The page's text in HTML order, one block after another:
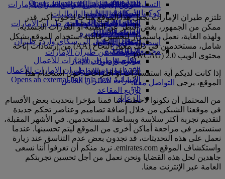
تناول الطعام في الدرجة السياحية
الممتازة
وجبات الدرجة السياحية
المشروبات
أسطول طائراتنا
بوينج 777
طائرة الإمارات A380
A350 طائرة الإمارات
الإمارات للطيران الخاص
توزيع المقاعد
السوق الحرة
متجرنا الرسمي
التسلية للأطفال
الترفيه عن الأطفال
ألعاب الأطفال
أنشطة للأطفال
in a new tab
كوكبنا
الاستدامة في العمليات
السياسة البيئية
التقارير البيئية
مجتمعاتنا المحلية
مؤسسة طيران الإمارات للأعمال
الإنسانيةمؤسسة طيران الإمارات للأعمال
الإنسانية Opens an external link in a new
tab
الرعاية
Opens an external link in a new tab
شركاؤنا
سكاي واردز رايل
حاسبة الأميال
تسجيل الدخول إلى سكاي واردز طيران
الإمارات
سكاي واردز+
السفر لأصحاب الهمم مع طيران الإمارات
المساعدة الخاصة والطلبات
تجربتكم على متن الطائرة
الأدوات والموارد
الهاتف المتحرك وتطبيق طيران الإمارات
إلغاء حجز أو تغييره
تعطل الرحلات
معلومات عن طيران الإمارات
تلتزم طيران الإمارات بجعل هذا الموقع متاحا لدخول أكبر قدر
ممكن من الجمهور، بغض النظر عن التقنية أو القدرات الجسدية.
ولهذه الغاية، نعمل باستمرار لتحسين قابلية استخدام الموقع بشكل
شامل، مستخدمين في ذلك معيار النجاح (AA) من إرشادات إتاحة
محتوى الويب 2.0 (WCAG).
إذا كانت لديكم أية استفسارات أو اقتراحات حول استخدام هذا
الموقع، يرجى التواصل معنا.
من المحتمل أن تكونوا لاحظتم أننا قمنا مؤخرا بتحديث بعض الأقسام
في موقعنا الشبكي من خلال إضافة تصاميم وعناصر تحكم جديدة
لتقديم تجربة أكثر سلاسة وبساطة للمستخدمين. في الأشهر المقبلة،
سنستمر في مراجعة أماكن أخرى من الموقع ليتم تحسينها. عندما
نعمل على هذه التحديثات، قد تجدون بعض عدم التناسق عند زيارة
واستكشاف الموقع emirates.com. نريد منكم أن تعرفوا أننا نسعى
جاهدين لحل هذه القضايا ونحن نعمل من أجل تحسين تجربتكم
العامة عبر الإنترنت معنا.